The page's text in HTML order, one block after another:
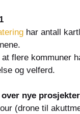
har antall
flere kommuner
og velferd.
nye
(drone til